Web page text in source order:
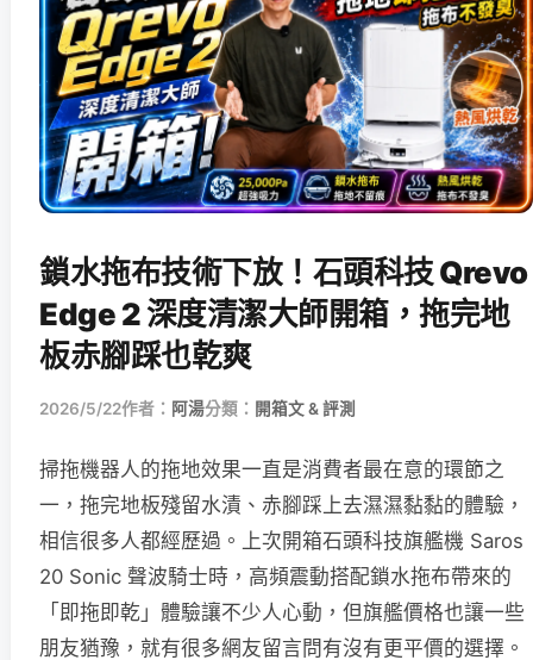
鎖水拖布技術下放！石頭科技 Qrevo
Edge 2 深度清潔大師開箱，拖完地
板赤腳踩也乾爽
2026/5/22作者： 阿湯分類： 開箱文 & 評測
掃拖機器人的拖地效果一直是消費者最在意的環節之
一，拖完地板殘留水漬、赤腳踩上去濕濕黏黏的體驗，
相信很多人都經歷過。上次開箱石頭科技旗艦機 Saros
20 Sonic 聲波騎士時，高頻震動搭配鎖水拖布帶來的
「即拖即乾」體驗讓不少人心動，但旗艦價格也讓一些
朋友猶豫，就有很多網友留言問有沒有更平價的選擇。